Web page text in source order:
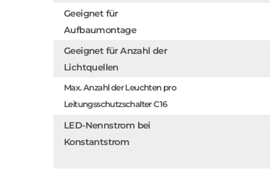
Geeignet für
Aufbaumontage
Geeignet für Anzahl der
Lichtquellen
Max. Anzahl der Leuchten pro
Leitungsschutzschalter C16
LED-Nennstrom bei
Konstantstrom